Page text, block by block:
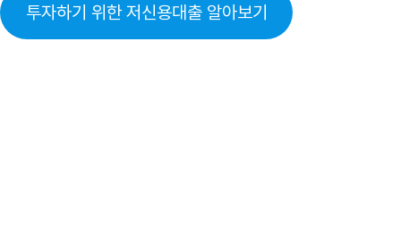
투자하기 위한 저신용대출 알아보기